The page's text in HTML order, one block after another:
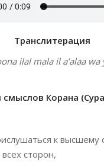
Транслитерация
ilal mala il a’alaa
Корана
к высшему
сторон,